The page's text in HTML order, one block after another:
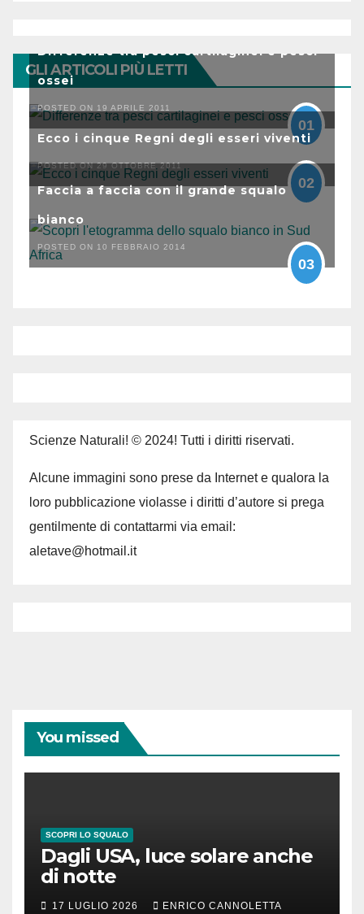
GLI ARTICOLI PIÙ LETTI
Differenze tra pesci cartilaginei e pesci
ossei
POSTED ON 19 APRILE 2011
01
Ecco i cinque Regni degli esseri viventi
POSTED ON 29 OTTOBRE 2011
02
Faccia a faccia con il grande squalo
bianco
POSTED ON 10 FEBBRAIO 2014
03
Scienze Naturali! © 2024! Tutti i diritti riservati.
Alcune immagini sono prese da Internet e qualora la
loro pubblicazione violasse i diritti d’autore si prega
gentilmente di contattarmi via email:
aletave@hotmail.it
You missed
SCOPRI LO SQUALO
Dagli USA, luce solare anche
di notte
17 LUGLIO 2026 ENRICO CANNOLETTA